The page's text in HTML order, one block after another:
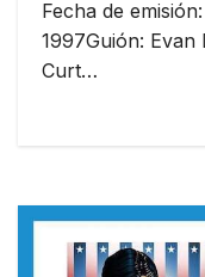
Fecha de
1997Guión:
Curt…